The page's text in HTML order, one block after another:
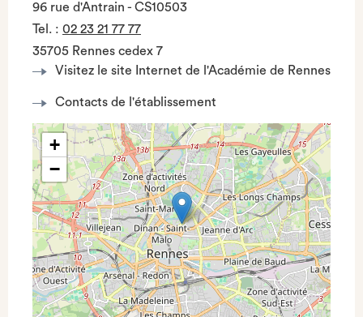
96 rue d'Antrain - CS10503
Tel. : 02 23 21 77 77
35705 Rennes cedex 7
Visitez le site Internet de l'Académie de Rennes
Contacts de l'établissement
+
−